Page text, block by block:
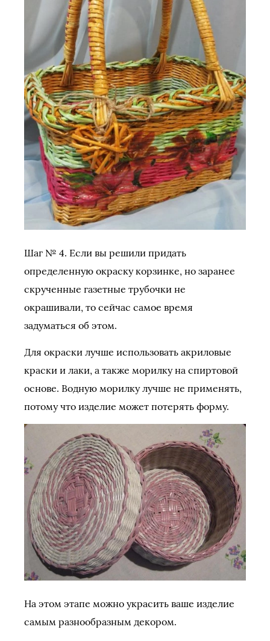
Шаг № 4. Если вы решили придать
определенную окраску корзинке, но заранее
скрученные газетные трубочки не
окрашивали, то сейчас самое время
задуматься об этом.
Для окраски лучше использовать акриловые
краски и лаки, а также морилку на спиртовой
основе. Водную морилку лучше не применять,
потому что изделие может потерять форму.
На этом этапе можно украсить ваше изделие
самым разнообразным декором.